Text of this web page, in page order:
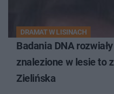
DRAMAT W LISINACH
Badania DNA
znalezione w lesie to
Zielińska